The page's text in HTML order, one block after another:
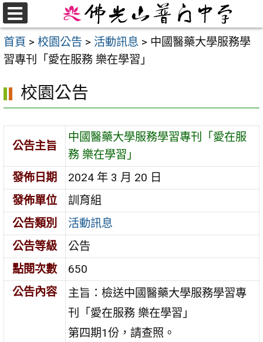
跳
至
主
要
首頁 > 校園公告 > 活動訊息 > 中國醫藥大學服務學
習專刊「愛在服務 樂在學習」
校園公告
公告主旨
中國醫藥大學服務學習專刊「愛在服
務 樂在學習」
發佈日期
2024 年 3 月 20 日
發佈單位
訓育組
公告類別
活動訊息
公告等級
公告
點閱次數
650
公告內容
主旨：檢送中國醫藥大學服務學習專
刊「愛在服務 樂在學習」
第四期1份，請查照。
選
單